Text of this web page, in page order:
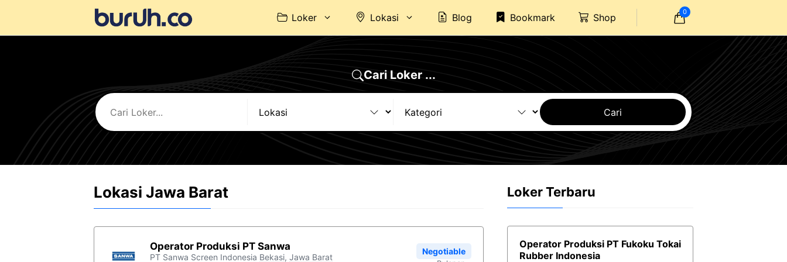
isi
0
Loker Lokasi Blog Bookmark Shop
Cari Loker ...
Cari
Lokasi Jawa Barat
Operator Produksi PT Sanwa
PT Sanwa Screen Indonesia Bekasi, Jawa Barat
Negotiable
Loker Terbaru
Operator Produksi PT Fukoku Tokai
Rubber Indonesia